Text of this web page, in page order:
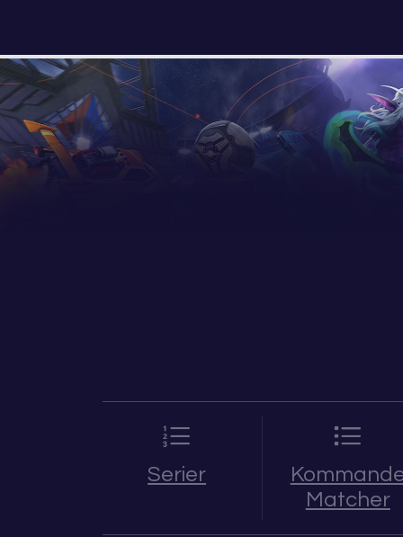
Serier
Matcher